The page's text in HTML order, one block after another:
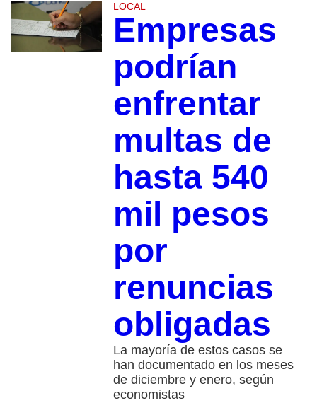
LOCAL
Empresas
podrían
enfrentar
multas de
hasta 540
mil pesos
por
renuncias
obligadas
La mayoría de estos casos se
han documentado en los meses
de diciembre y enero, según
economistas